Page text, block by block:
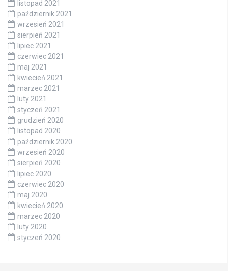
listopad 2021
październik 2021
wrzesień 2021
sierpień 2021
lipiec 2021
czerwiec 2021
maj 2021
kwiecień 2021
marzec 2021
luty 2021
styczeń 2021
grudzień 2020
listopad 2020
październik 2020
wrzesień 2020
sierpień 2020
lipiec 2020
czerwiec 2020
maj 2020
kwiecień 2020
marzec 2020
luty 2020
styczeń 2020